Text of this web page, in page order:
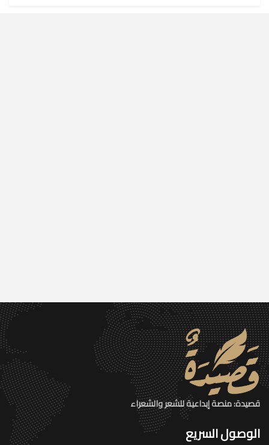
قصيدة: منصة إبداعية للشعر والشعراء
الوصول السريع